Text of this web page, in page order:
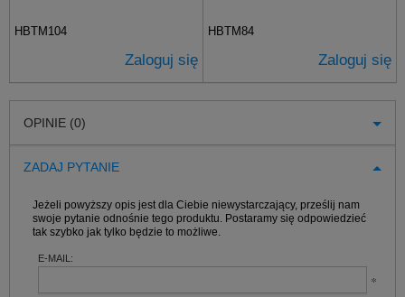
HBTM104
Zaloguj się
HBTM84
Zaloguj się
OPINIE (0)
ZADAJ PYTANIE
Jeżeli powyższy opis jest dla Ciebie niewystarczający, prześlij nam
swoje pytanie odnośnie tego produktu. Postaramy się odpowiedzieć
tak szybko jak tylko będzie to możliwe.
E-MAIL: